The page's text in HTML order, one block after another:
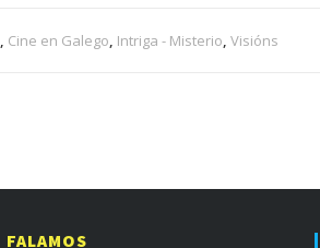
, Cine en Galego, Intriga - Misterio, Visións
FALAMOS